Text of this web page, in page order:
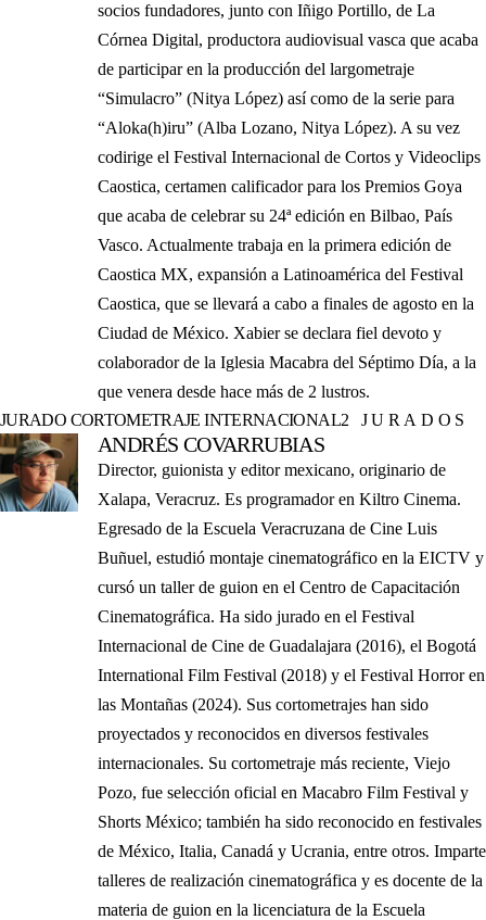
socios fundadores, junto con Iñigo Portillo, de La
Córnea Digital, productora audiovisual vasca que acaba
de participar en la producción del largometraje
“Simulacro” (Nitya López) así como de la serie para
“Aloka(h)iru” (Alba Lozano, Nitya López). A su vez
codirige el Festival Internacional de Cortos y Videoclips
Caostica, certamen calificador para los Premios Goya
que acaba de celebrar su 24ª edición en Bilbao, País
Vasco. Actualmente trabaja en la primera edición de
Caostica MX, expansión a Latinoamérica del Festival
Caostica, que se llevará a cabo a finales de agosto en la
Ciudad de México. Xabier se declara fiel devoto y
colaborador de la Iglesia Macabra del Séptimo Día, a la
que venera desde hace más de 2 lustros.
JURADO CORTOMETRAJE INTERNACIONAL2 JURADOS
ANDRÉS COVARRUBIAS
Director, guionista y editor mexicano, originario de
Xalapa, Veracruz. Es programador en Kiltro Cinema.
Egresado de la Escuela Veracruzana de Cine Luis
Buñuel, estudió montaje cinematográfico en la EICTV y
cursó un taller de guion en el Centro de Capacitación
Cinematográfica. Ha sido jurado en el Festival
Internacional de Cine de Guadalajara (2016), el Bogotá
International Film Festival (2018) y el Festival Horror en
las Montañas (2024). Sus cortometrajes han sido
proyectados y reconocidos en diversos festivales
internacionales. Su cortometraje más reciente, Viejo
Pozo, fue selección oficial en Macabro Film Festival y
Shorts México; también ha sido reconocido en festivales
de México, Italia, Canadá y Ucrania, entre otros. Imparte
talleres de realización cinematográfica y es docente de la
materia de guion en la licenciatura de la Escuela